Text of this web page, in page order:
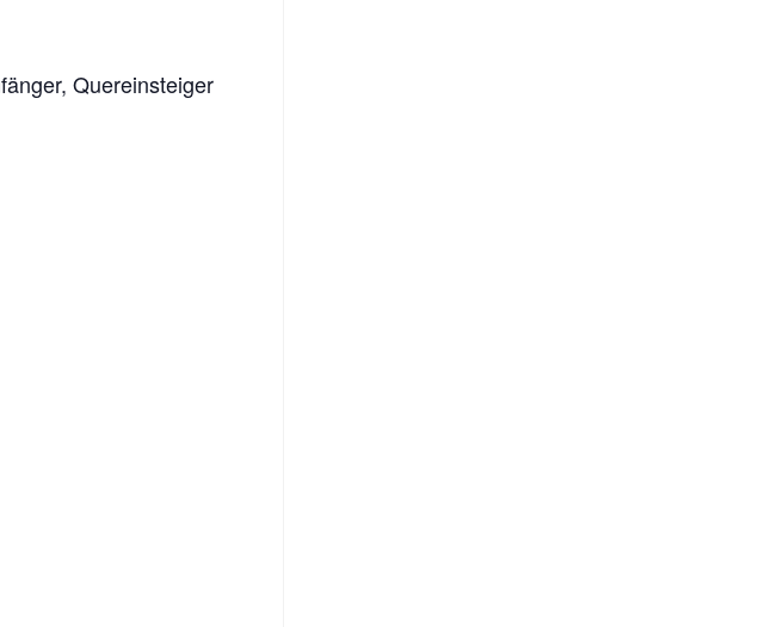
Quereinsteiger